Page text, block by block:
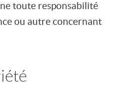
toute responsabilité
ou autre concernant